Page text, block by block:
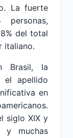
La fuerte
del total
italiano.
Brasil, la
el apellido
en
siglo XIX y
y muchas